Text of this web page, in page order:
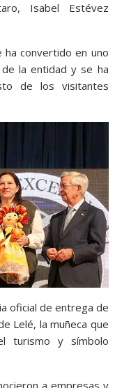
Isabel Estévez
ha convertido en uno
la entidad y se ha
de los visitantes
oficial de entrega de
Lelé, la muñeca que
turismo y símbolo